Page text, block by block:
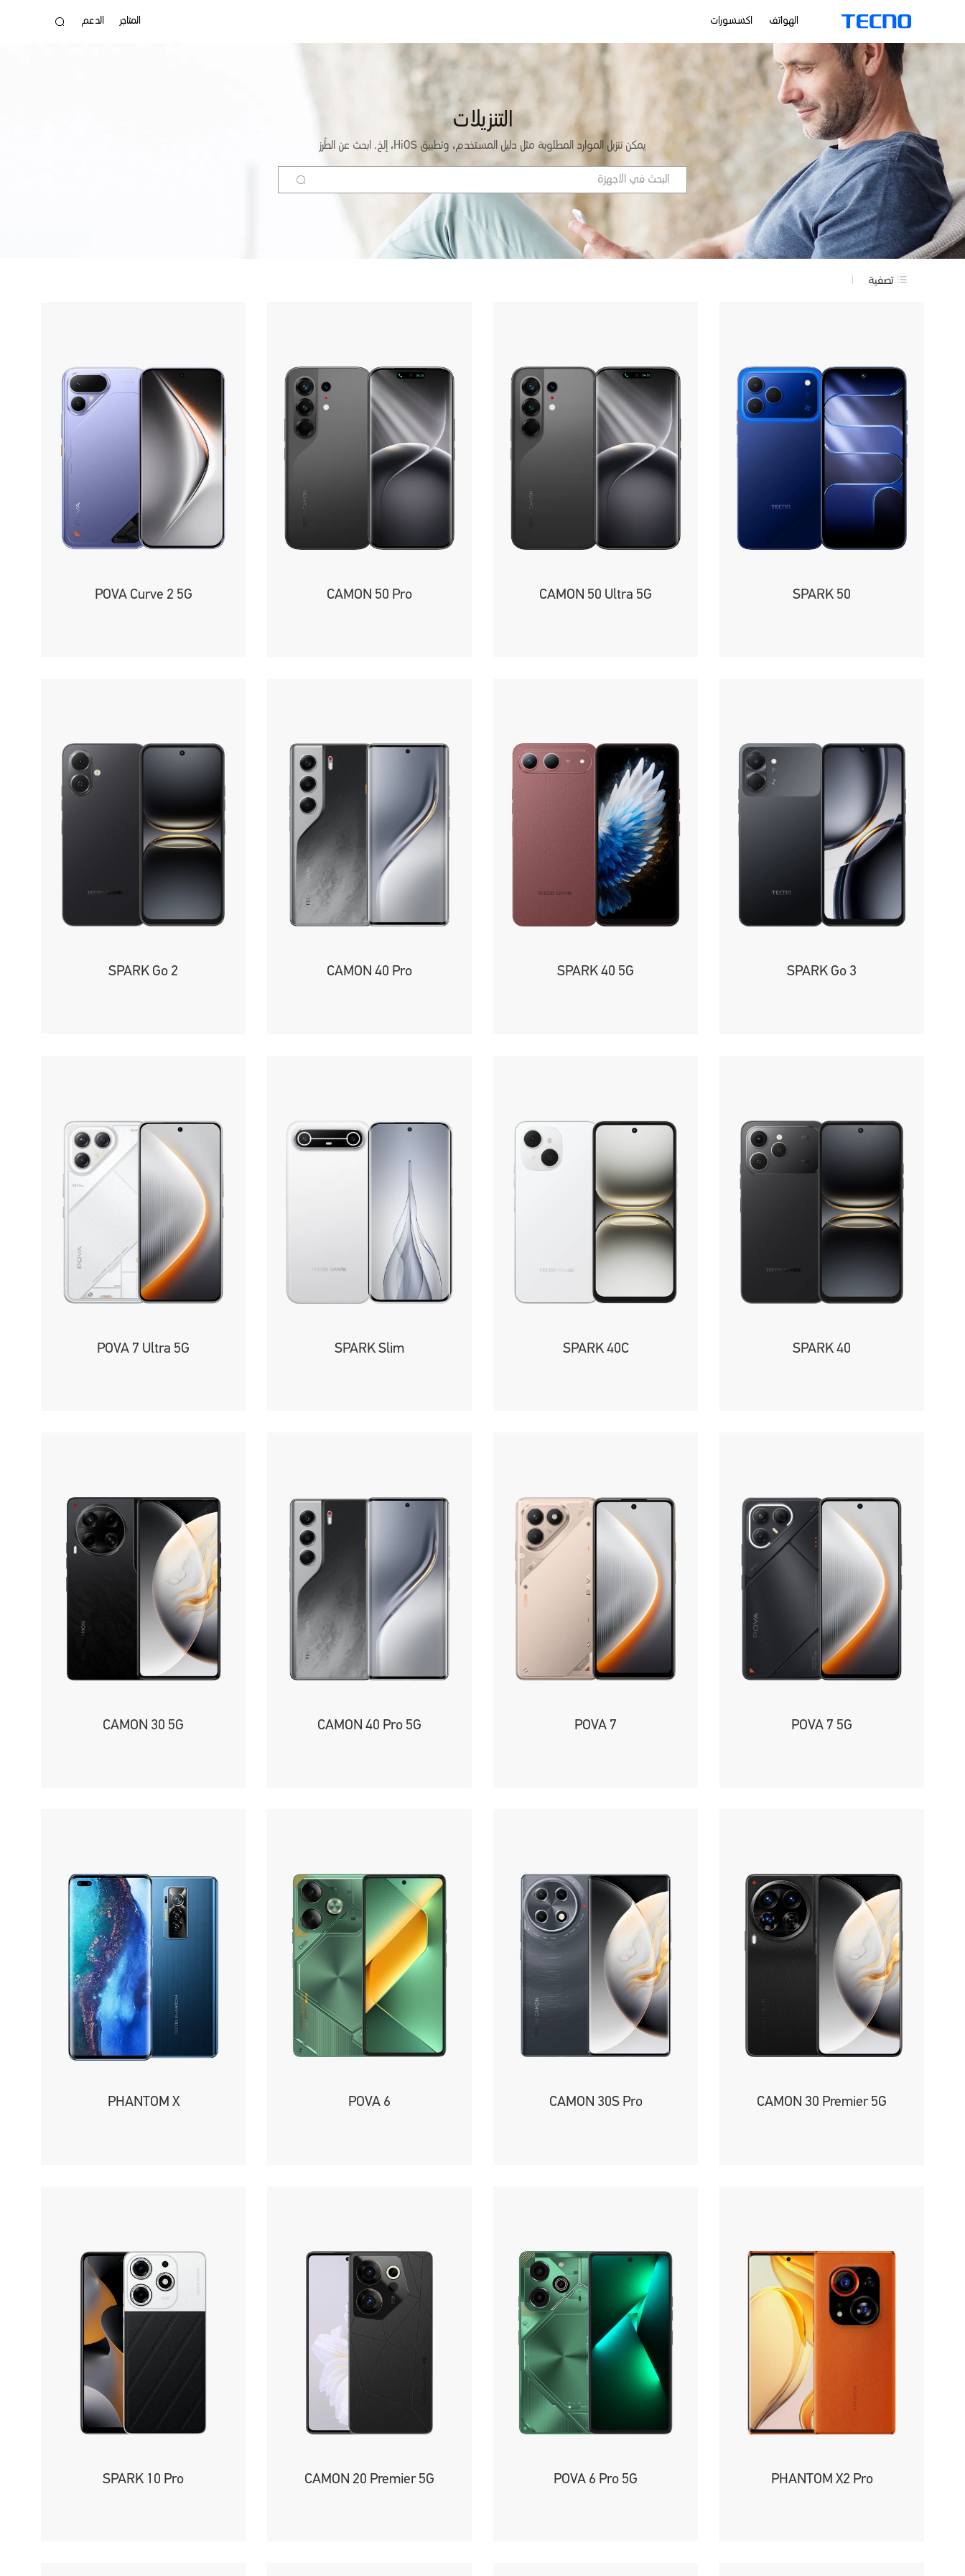
الهواتف
جميع النماذج مقارنة النماذج
اكسسورات
Smart-Audio
المتاجر الدعم
التنزيلات
يمكن تنزيل الموارد المطلوبة مثل دليل المستخدم، وتطبيق HiOS، إلخ. ابحث عن الطُرز
تصفية
SPARK 50
CAMON 50 Ultra 5G
CAMON 50 Pro
POVA Curve 2 5G
SPARK Go 3
SPARK 40 5G
CAMON 40 Pro
SPARK Go 2
SPARK 40
SPARK 40C
SPARK Slim
POVA 7 Ultra 5G
POVA 7 5G
POVA 7
CAMON 40 Pro 5G
CAMON 30 5G
CAMON 30 Premier 5G
CAMON 30S Pro
POVA 6
PHANTOM X
PHANTOM X2 Pro
POVA 6 Pro 5G
CAMON 20 Premier 5G
SPARK 10 Pro